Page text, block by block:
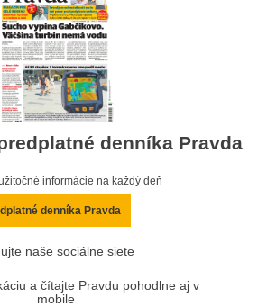
denníka Pravda
informácie na každý deň
denníka Pravda
naše sociálne siete
a čítajte Pravdu pohodlne aj v
mobile